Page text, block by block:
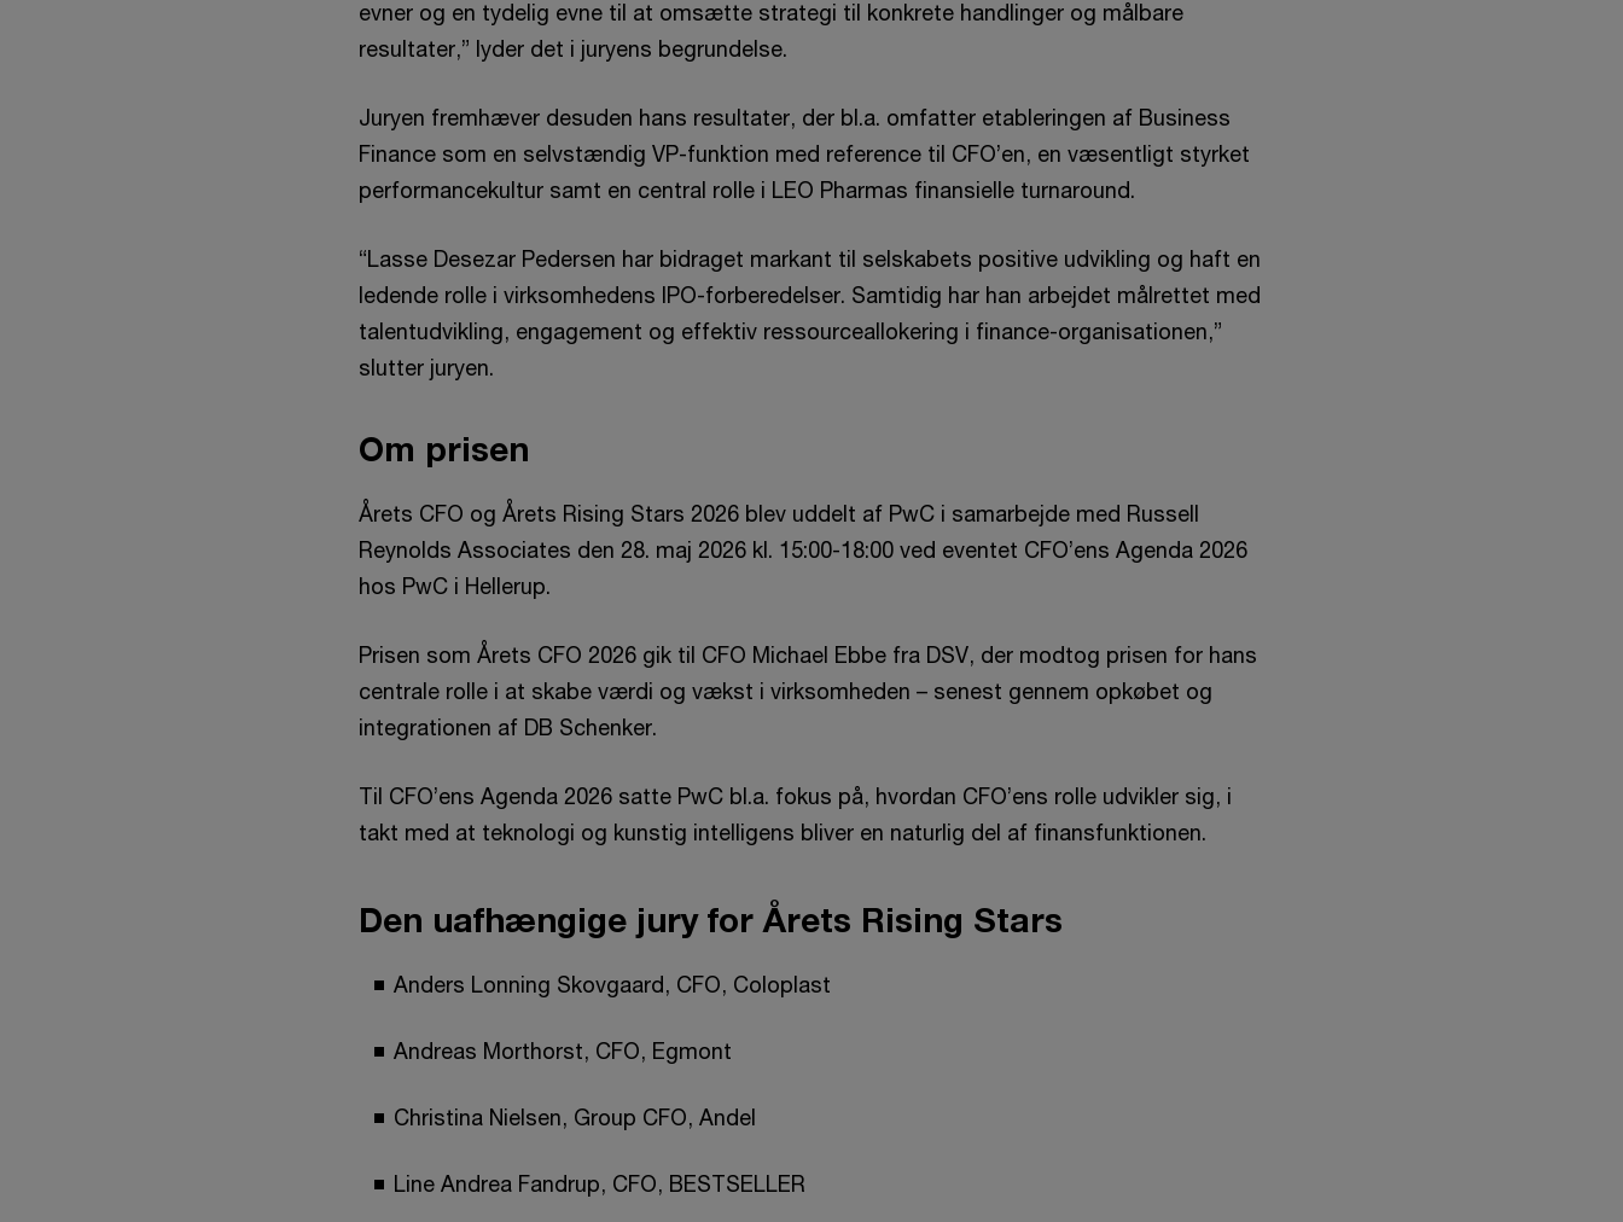
evner og en tydelig evne til at omsætte strategi til konkrete handlinger og målbare
resultater,” lyder det i juryens begrundelse.
Juryen fremhæver desuden hans resultater, der bl.a. omfatter etableringen af Business
Finance som en selvstændig VP-funktion med reference til CFO’en, en væsentligt styrket
performancekultur samt en central rolle i LEO Pharmas finansielle turnaround.
“Lasse Desezar Pedersen har bidraget markant til selskabets positive udvikling og haft en
ledende rolle i virksomhedens IPO-forberedelser. Samtidig har han arbejdet målrettet med
talentudvikling, engagement og effektiv ressourceallokering i finance-organisationen,”
slutter juryen.
Om prisen
Årets CFO og Årets Rising Stars 2026 blev uddelt af PwC i samarbejde med Russell
Reynolds Associates den 28. maj 2026 kl. 15:00-18:00 ved eventet CFO’ens Agenda 2026
hos PwC i Hellerup.
Prisen som Årets CFO 2026 gik til CFO Michael Ebbe fra DSV, der modtog prisen for hans
centrale rolle i at skabe værdi og vækst i virksomheden – senest gennem opkøbet og
integrationen af DB Schenker.
Til CFO’ens Agenda 2026 satte PwC bl.a. fokus på, hvordan CFO’ens rolle udvikler sig, i
takt med at teknologi og kunstig intelligens bliver en naturlig del af finansfunktionen.
Den uafhængige jury for Årets Rising Stars
Anders Lonning Skovgaard, CFO, Coloplast
Andreas Morthorst, CFO, Egmont
Christina Nielsen, Group CFO, Andel
Line Andrea Fandrup, CFO, BESTSELLER